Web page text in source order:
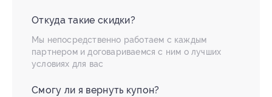
Откуда такие скидки?
Мы непосредственно работаем с каждым
партнером и договариваемся с ним о лучших
условиях для вас
Смогу ли я вернуть купон?